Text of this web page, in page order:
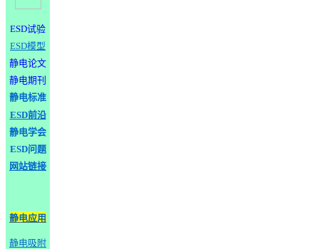
ESD试验
ESD模型
静电论文
静电期刊
静电标准
ESD前沿
静电学会
ESD问题
网站链接
静电应用
静电吸附